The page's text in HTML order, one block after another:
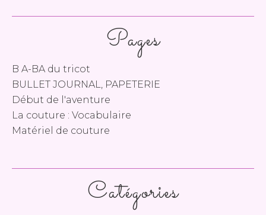
Catégories
Pages
B A-BA du tricot
BULLET JOURNAL, PAPETERIE
Début de l'aventure
La couture : Vocabulaire
Matériel de couture